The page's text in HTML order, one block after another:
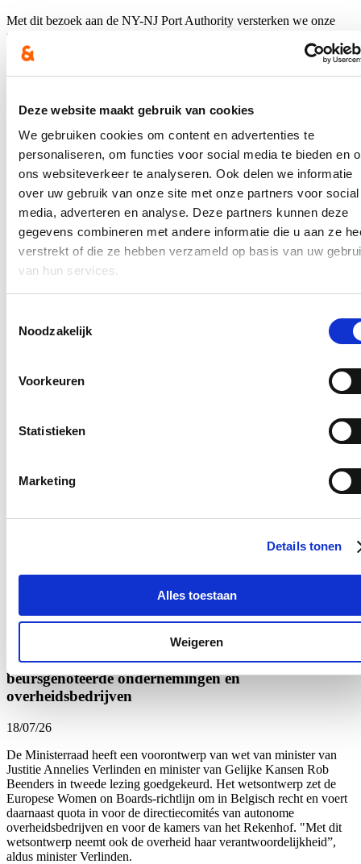
Deze website maakt gebruik van cookies
We gebruiken cookies om content en advertenties te
personaliseren, om functies voor social media te bieden en
ons websiteverkeer te analyseren. Ook delen we informatie
over uw gebruik van onze site met onze partners voor social
media, adverteren en analyse. Deze partners kunnen deze
gegevens combineren met andere informatie die u aan ze
verstrekt of die ze hebben verzameld op basis van uw
van hun services.
Noodzakelijk
Voorkeuren
Statistieken
Marketing
Details tonen
Alles toestaan
Weigeren
Met dit bezoek aan de NY-NJ Port Authority versterken we onze
samenwerking in de strijd tegen georganiseerde criminaliteit en de
veiligheid in onze havens.
Ontvang mijn nieuwsbrief.
Postcode
Ja, ik wens de nieuwsbrief van Annelies Verlinden te ontvangen op
bovenstaand mailadres*
Klikhierom de privacyvoorwaarden te raadplegen
21/07/26
Lees meer
Tomorrowland
18/07/26
Ik bracht een bezoek aan het mobiele forensische labo van het
Tomorrowland. Al voor het derde jaar op rij analyseert het labo
Uitbreiding van genderquota goed voor
beursgenoteerde ondernemingen en
overheidsbedrijven
18/07/26
De Ministerraad heeft een voorontwerp van wet van minister van
Justitie Annelies Verlinden en minister van Gelijke Kansen Rob
Beenders in tweede lezing goedgekeurd. Het wetsontwerp zet de
Europese Women on Boards-richtlijn om in Belgisch recht en voert
daarnaast quota in voor de directiecomités van autonome
overheidsbedrijven en voor de kamers van het Rekenhof. "Met dit
wetsontwerp neemt ook de overheid haar verantwoordelijkheid”,
aldus minister Verlinden.